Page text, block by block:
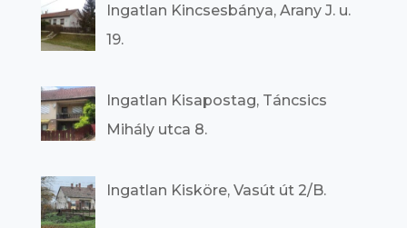
Ingatlan Kincsesbánya, Arany J. u.
19.
Ingatlan Kisapostag, Táncsics
Mihály utca 8.
Ingatlan Kisköre, Vasút út 2/B.